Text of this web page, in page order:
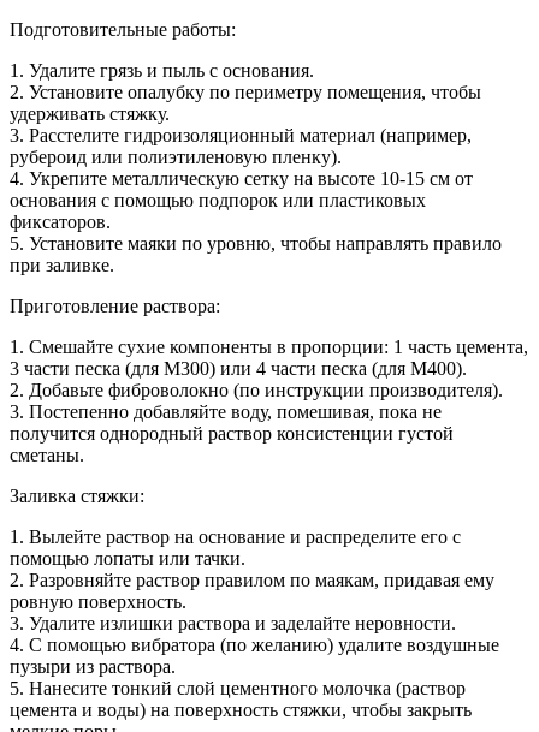
Подготовительные работы:
1. Удалите грязь и пыль с основания.
2. Установите опалубку по периметру помещения, чтобы
удерживать стяжку.
3. Расстелите гидроизоляционный материал (например,
рубероид или полиэтиленовую пленку).
4. Укрепите металлическую сетку на высоте 10-15 см от
основания с помощью подпорок или пластиковых
фиксаторов.
5. Установите маяки по уровню, чтобы направлять правило
при заливке.
Приготовление раствора:
1. Смешайте сухие компоненты в пропорции: 1 часть цемента,
3 части песка (для М300) или 4 части песка (для М400).
2. Добавьте фиброволокно (по инструкции производителя).
3. Постепенно добавляйте воду, помешивая, пока не
получится однородный раствор консистенции густой
сметаны.
Заливка стяжки:
1. Вылейте раствор на основание и распределите его с
помощью лопаты или тачки.
2. Разровняйте раствор правилом по маякам, придавая ему
ровную поверхность.
3. Удалите излишки раствора и заделайте неровности.
4. С помощью вибратора (по желанию) удалите воздушные
пузыри из раствора.
5. Нанесите тонкий слой цементного молочка (раствор
цемента и воды) на поверхность стяжки, чтобы закрыть